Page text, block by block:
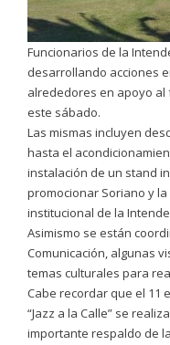
Funcionarios de la
desarrollando acciones
alrededores en apoyo al
este sábado.
Las mismas incluyen
hasta el
instalación de un stand
promocionar Soriano y
institucional de la
Asimismo se están
Comunicación, algunas
temas culturales para
Cabe recordar que el 11
“Jazz a la Calle” se
importante respaldo de